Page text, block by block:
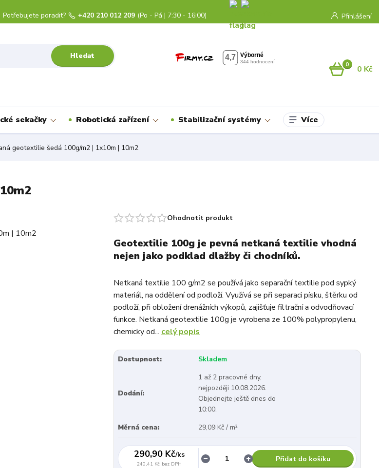
Přihlášení
Hledat
Potřebujete poradit? +420 210 012 209 (Po - Pá | 7:30 - 16:00)
0 0 Kč
sekačky Robotická zařízení Stabilizační systémy Více
geotextilie šedá 100g/m2 | 1x10m | 10m2
Ohodnotit produkt
Geotextilie 100g je pevná netkaná textilie vhodná
nejen jako podklad dlažby či chodníků.
Netkaná textilie 100 g/m2 se používá jako separační textilie pod sypký
materiál, na oddělení od podloží. Využívá se při separaci písku, štěrku od
podloží, při obložení drenážních výkopů, zajišťuje filtrační a odvodňovací
funkce. Netkaná geotextilie 100g je vyrobena ze 100% polypropylenu,
chemicky od... celý popis
Dostupnost: Skladem
Dodání:
1 až 2 pracovné dny,
nejpozději 10.08.2026.
Objednejte ještě dnes do
10:00.
Měrná cena:
29,09 Kč / m²
290,90 Kč/ks
240,41 Kč bez DPH
Přidat do košíku